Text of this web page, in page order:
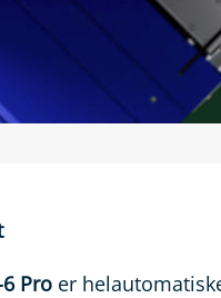
6 Pro er